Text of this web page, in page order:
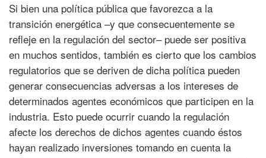
Si bien una política pública que favorezca a la
transición energética –y que consecuentemente se
refleje en la regulación del sector– puede ser positiva
en muchos sentidos, también es cierto que los cambios
regulatorios que se deriven de dicha política pueden
generar consecuencias adversas a los intereses de
determinados agentes económicos que participen en la
industria. Esto puede ocurrir cuando la regulación
afecte los derechos de dichos agentes cuando éstos
hayan realizado inversiones tomando en cuenta la